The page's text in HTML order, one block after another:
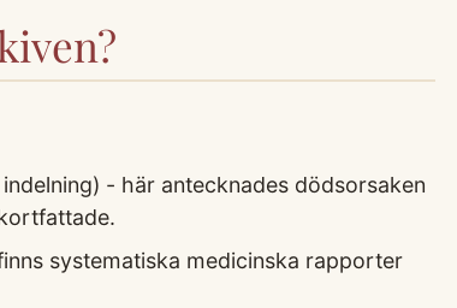
- här antecknades dödsorsaken
systematiska medicinska rapporter